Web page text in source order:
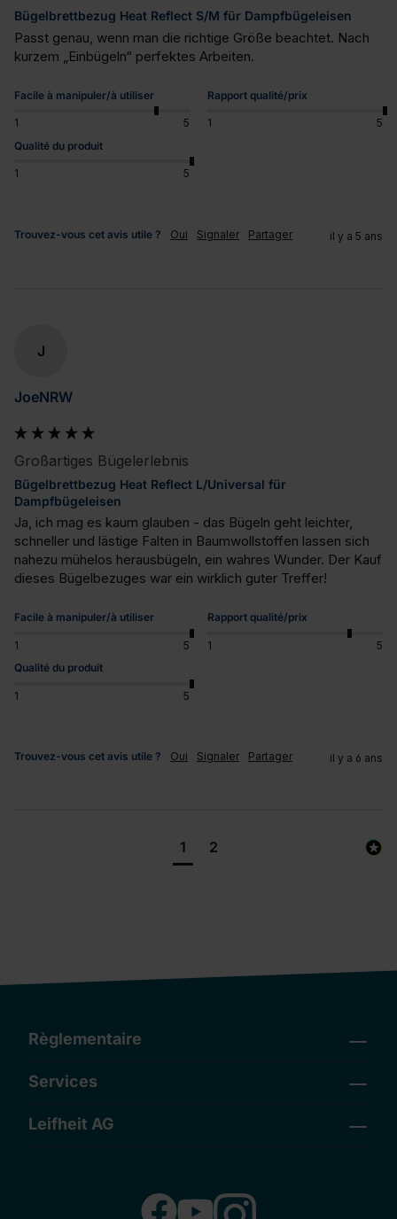
Bügelbrettbezug Heat Reflect S/M für Dampfbügeleisen
Passt genau, wenn man die richtige Größe beachtet. Nach
kurzem „Einbügeln“ perfektes Arbeiten.
Facile à manipuler/à utiliser
1 5
Rapport qualité/prix
1
5
Qualité du produit
1 5
Trouvez-vous cet avis utile ? Oui Signaler Partager il y a 5 ans
J
JoeNRW
Großartiges Bügelerlebnis
Bügelbrettbezug Heat Reflect L/Universal für
Dampfbügeleisen
Ja, ich mag es kaum glauben - das Bügeln geht leichter,
schneller und lästige Falten in Baumwollstoffen lassen sich
nahezu mühelos herausbügeln, ein wahres Wunder. Der Kauf
dieses Bügelbezuges war ein wirklich guter Treffer!
Facile à manipuler/à utiliser
1 5
Rapport qualité/prix
1
5
Qualité du produit
1 5
Trouvez-vous cet avis utile ? Oui Signaler Partager il y a 6 ans
1 2
Règlementaire
Services
Leifheit AG